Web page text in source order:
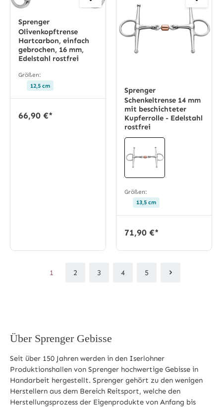
Sprenger
Olivenkopftrense
Hartcarbon, einfach
gebrochen, 16 mm,
Edelstahl rostfrei
Größen:
12,5 cm
66,90 €*
Sprenger
Schenkeltrense 14 mm
mit beschichteter
Kupferrolle - Edelstahl
rostfrei
Größen:
13,5 cm
71,90 €*
Seite
1
Seite
2
Seite
3
Seite
4
Seite
5
Über Sprenger Gebisse
Seit über 150 Jahren werden in den Iserlohner
Produktionshallen von Sprenger hochwertige Gebisse in
Handarbeit hergestellt. Sprenger gehört zu den wenigen
Herstellern aus dem Bereich Reitsport, welche den
Herstellungsprozess der Eigenprodukte von Anfang bis